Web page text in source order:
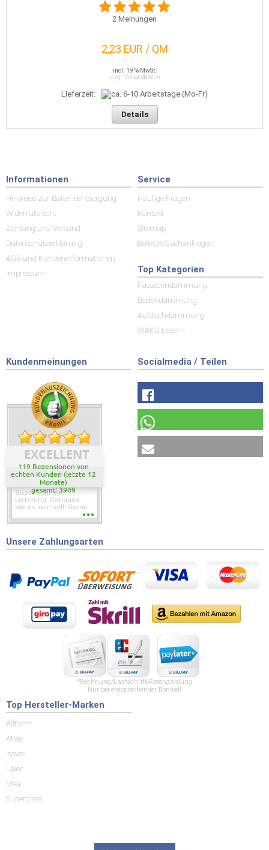
2 Meinungen
2,23 EUR / QM
incl. 19 % MwSt.
zzgl. Versandkosten
Lieferzeit:
Details
Informationen
Hinweise zur Batterieentsorgung
Widerrufsrecht
Zahlung und Versand
Datenschutzerklärung
AGB und Kundeninformationen
Impressum
Service
Häufige Fragen
Kontakt
Sitemap
Beliebte Suchanfragen
Top Kategorien
Fassadendämmung
Bodendämmung
Aufdachdämmung
WAKÜ Leitern
Kundenmeinungen
EXCELLENT
119 Rezensionen von
echten Kunden (letzte 12
Monate)
gesamt: 3909
Super schnelle
Lieferung. Genauso
wie es sein soll! Gerne
wieder wenn ich was
Socialmedia / Teilen
Unsere Zahlungsarten
*Rechnung/Lastschrift/Ratenzahlung
Nur bei entsprechender Bonität!
Top Hersteller-Marken
Allform
Atlas
Isover
Laier
Mea
Superglass